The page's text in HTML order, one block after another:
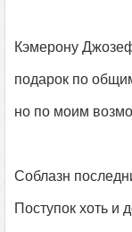
Кэмерону
подарок по
но по моим
Соблазн
Поступок хоть и